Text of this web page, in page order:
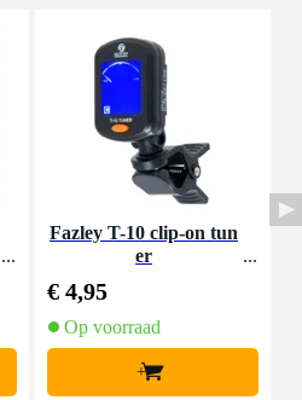
Fazley T-10 clip-on tun
er
€ 4,95
Op voorraad
+